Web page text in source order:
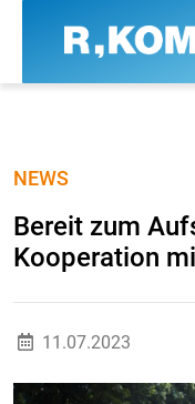
NEWS
Bereit zum
Kooperation
11.07.2023